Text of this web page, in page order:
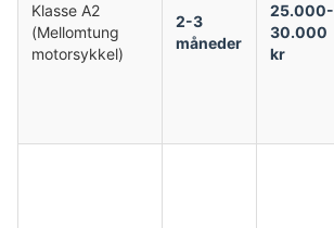
Klasse A2
(Mellomtung
motorsykkel)
2-3
måneder
25.000-
30.000
kr